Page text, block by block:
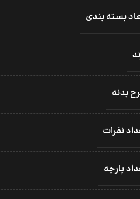
بسته بندی
بدنه
نفرات
پارچه